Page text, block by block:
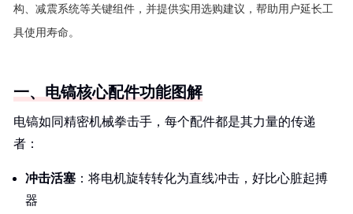
构、减震系统等关键组件，并提供实用选购建议，帮助用户延长工
具使用寿命。
一、电镐核心配件功能图解
电镐如同精密机械拳击手，每个配件都是其力量的传递
者：
冲击活塞 ：将电机旋转转化为直线冲击，好比心脏起搏
器